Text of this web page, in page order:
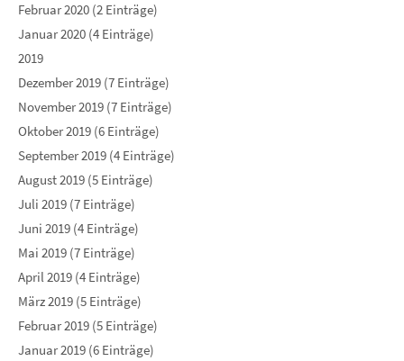
Februar 2020 (2 Einträge)
Januar 2020 (4 Einträge)
2019
Dezember 2019 (7 Einträge)
November 2019 (7 Einträge)
Oktober 2019 (6 Einträge)
September 2019 (4 Einträge)
August 2019 (5 Einträge)
Juli 2019 (7 Einträge)
Juni 2019 (4 Einträge)
Mai 2019 (7 Einträge)
April 2019 (4 Einträge)
März 2019 (5 Einträge)
Februar 2019 (5 Einträge)
Januar 2019 (6 Einträge)